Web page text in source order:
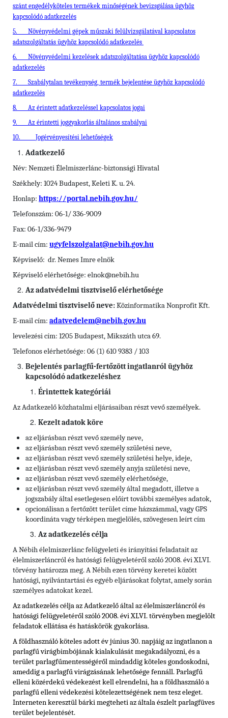
szánt engedélyköteles termékek minőségének bevizsgálása ügyhöz
kapcsolódó adatkezelés
5.
Növényvédelmi gépek műszaki felülvizsgálatával kapcsolatos
adatszolgáltatás ügyhöz kapcsolódó adatkezelés
6.
Növényvédelmi kezelések adatszolgáltatása ügyhöz kapcsolódó
adatkezelés
7.
Szabálytalan tevékenység, termék bejelentése ügyhöz kapcsolódó
adatkezelés
8.
Az érintett adatkezeléssel kapcsolatos jogai
9.
Az érintetti joggyakorlás általános szabályai
10.
Jogérvényesítési lehetőségek
Adatkezelő
Név: Nemzeti Élelmiszerlánc-biztonsági Hivatal
Székhely: 1024 Budapest, Keleti K. u. 24.
Honlap: https://portal.nebih.gov.hu/
Telefonszám: 06-1/ 336-9009
Fax: 06-1/336-9479
E-mail cím: ugyfelszolgalat@nebih.gov.hu
Képviselő: dr. Nemes Imre elnök
Képviselő elérhetősége: elnok@nebih.hu
Az adatvédelmi tisztviselő elérhetősége
Adatvédelmi tisztviselő neve:Közinformatika Nonprofit Kft.
E-mail cím: adatvedelem@nebih.gov.hu
levelezési cím: 1205 Budapest, Mikszáth utca 69.
Telefonos elérhetősége: 06 (1) 610 9383 / 103
Bejelentés parlagfű-fertőzött ingatlanról ügyhöz
kapcsolódó adatkezeléshez
Érintettek kategóriái
Az Adatkezelő közhatalmi eljárásaiban részt vevő személyek.
Kezelt adatok köre
az eljárásban részt vevő személy neve,
az eljárásban részt vevő személy születési neve,
az eljárásban részt vevő személy születési helye, ideje,
az eljárásban részt vevő személy anyja születési neve,
az eljárásban részt vevő személy elérhetősége,
az eljárásban részt vevő személy által megadott, illetve a
jogszabály által esetlegesen előírt további személyes adatok,
opcionálisan a fertőzött terület címe házszámmal, vagy GPS
koordináta vagy térképen megjelölés, szövegesen leírt cím
Az adatkezelés célja
A Nébih élelmiszerlánc felügyeleti és irányítási feladatait az
élelmiszerláncról és hatósági felügyeletéről szóló 2008. évi XLVI.
törvény határozza meg. A Nébih ezen törvény keretei között
hatósági, nyilvántartási és egyéb eljárásokat folytat, amely során
személyes adatokat kezel.
Az adatkezelés célja az Adatkezelő által az élelmiszerláncról és
hatósági felügyeletéről szóló 2008. évi XLVI. törvényben megjelölt
feladatok ellátása és hatáskörök gyakorlása.
A földhasználó köteles adott év június 30. napjáig az ingatlanon a
parlagfű virágbimbójának kialakulását megakadályozni, és a
terület parlagfűmentességéről mindaddig köteles gondoskodni,
ameddig a parlagfű virágzásának lehetősége fennáll. Parlagfű
elleni közérdekű védekezést kell elrendelni, ha a földhasználó a
parlagfű elleni védekezési kötelezettségének nem tesz eleget.
Interneten keresztül bárki megteheti az általa észlelt parlagfüves
terület bejelentését.